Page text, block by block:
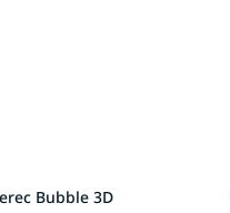
Bubble 3D